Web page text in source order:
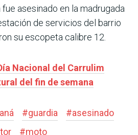
fue asesinado en la madrugada
de servicios del barrio
su escopeta calibre 12.
Nacional del Carrulim
del fin de semana
#guardia #asesinado
#moto